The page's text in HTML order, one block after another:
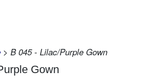
> B 045 - Lilac/Purple Gown
Gown